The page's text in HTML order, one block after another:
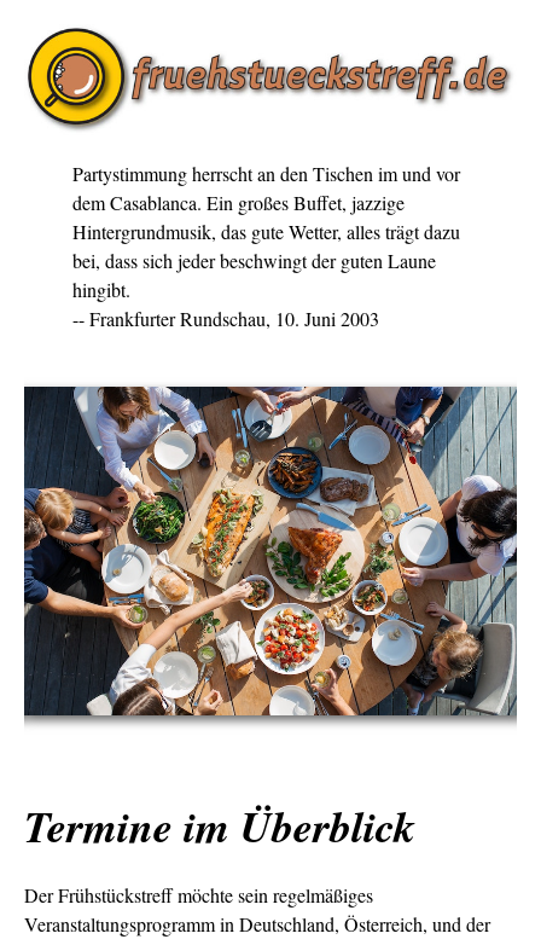
Partystimmung herrscht an den Tischen im und vor
dem Casablanca. Ein großes Buffet, jazzige
Hintergrundmusik, das gute Wetter, alles trägt dazu
bei, dass sich jeder beschwingt der guten Laune
hingibt.
-- Frankfurter Rundschau, 10. Juni 2003
Termine im Überblick
Der Frühstückstreff möchte sein regelmäßiges
Veranstaltungsprogramm in Deutschland, Österreich, und der